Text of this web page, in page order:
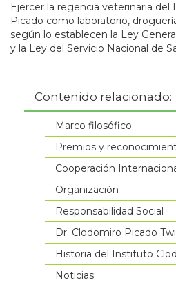
Ejercer la regencia veterinaria
Picado como laboratorio,
según lo establecen la Ley
y la Ley del Servicio Nacional de
Contenido relacionado:
Marco filosófico
Premios y
Cooperación
Organización
Responsabilidad Social
Dr. Clodomiro Picado
Historia del Instituto
Noticias